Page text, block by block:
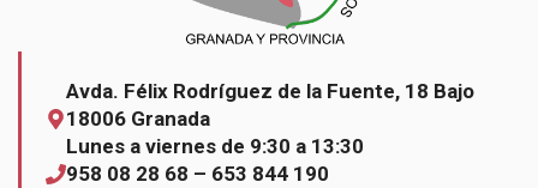
Avda. Félix Rodríguez de la Fuente, 18 Bajo
18006 Granada
Lunes a viernes de 9:30 a 13:30
958 08 28 68 – 653 844 190